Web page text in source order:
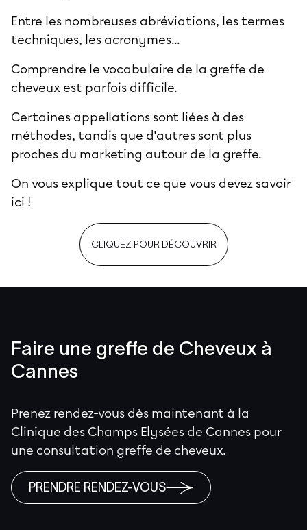
Entre les nombreuses abréviations, les termes
techniques, les acronymes...
Comprendre le vocabulaire de la greffe de
cheveux est parfois difficile.
Certaines appellations sont liées à des
méthodes, tandis que d'autres sont plus
proches du marketing autour de la greffe.
On vous explique tout ce que vous devez savoir
ici !
CLIQUEZ POUR DÉCOUVRIR
Faire une greffe de Cheveux à
Cannes
Prenez rendez-vous dès maintenant à la
Clinique des Champs Elysées de Cannes pour
une consultation greffe de cheveux.
PRENDRE RENDEZ-VOUS